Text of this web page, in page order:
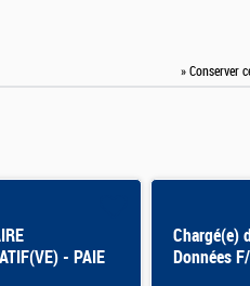
» Conserver
- PAIE
Chargé(e)
Données